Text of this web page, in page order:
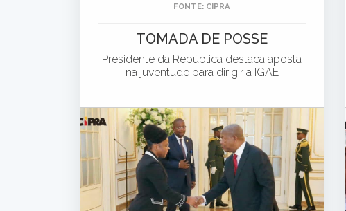
FONTE: CIPRA
TOMADA DE POSSE
Presidente da República destaca aposta
na juventude para dirigir a IGAE